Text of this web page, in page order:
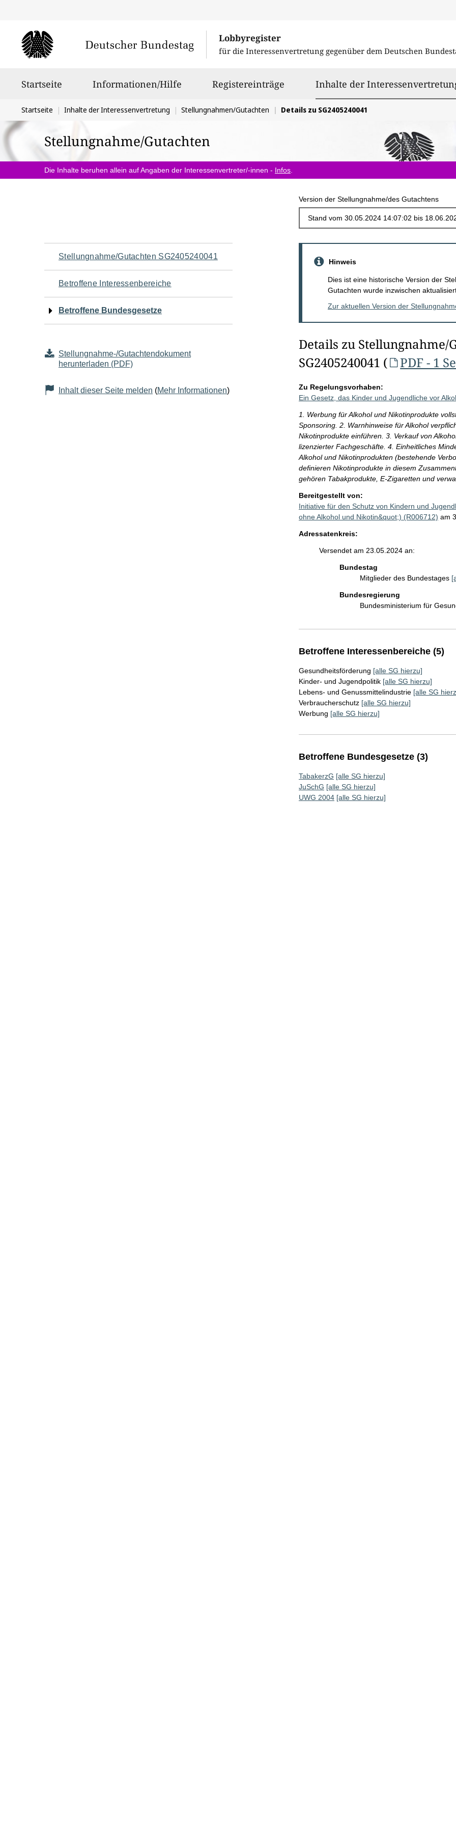
Lobbyregister
für die Interessenvertretung gegenüber dem Deutschen
Startseite Informationen/Hilfe Registereinträge Inhalte der
Sie
befinden
sich
hier:
Startseite Inhalte der Interessenvertretung Stellungnahmen/Gutachten Details zu SG2405240041
Stellungnahme/Gutachten
Die Inhalte beruhen allein auf Angaben der Interessenvertreter/-innen - Infos
Version der Stellungnahme/des Gutachtens
Navigation
für
den
Seiteninhalt
Stellungnahme/Gutachten SG2405240041
Betroffene Interessenbereiche
Betroffene Bundesgesetze
Stellungnahme-/Gutachtendokument
herunterladen (PDF)
Inhalt dieser Seite melden (Mehr Informationen)
Hinweis
Dies ist eine historische Version der
Gutachten wurde inzwischen
Zur aktuellen Version der
Details zu Stellungnahme/
SG2405240041 (
PDF - 1
Zu Regelungsvorhaben:
Ein Gesetz, das Kinder und Jugendliche vor
1. Werbung für Alkohol und Nikotinprodukte
Sponsoring. 2. Warnhinweise für Alkohol
Nikotinprodukte einführen. 3. Verkauf von
lizenzierter Fachgeschäfte. 4. Einheitliches
Alkohol und Nikotinprodukten (bestehende
definieren Nikotinprodukte in diesem
gehören Tabakprodukte, E-Zigaretten und
Bereitgestellt von:
Initiative für den Schutz von Kindern und
ohne Alkohol und Nikotin&quot;) (R006712) am
Adressatenkreis:
Versendet am 23.05.2024 an:
Bundestag
Mitglieder des Bundestages
Bundesregierung
Bundesministerium für
Betroffene Interessenbereiche (5)
Gesundheitsförderung [alle SG hierzu]
Kinder- und Jugendpolitik [alle SG hierzu]
Lebens- und Genussmittelindustrie [alle SG
Verbraucherschutz [alle SG hierzu]
Werbung [alle SG hierzu]
Betroffene Bundesgesetze (3)
TabakerzG [alle SG hierzu]
JuSchG [alle SG hierzu]
UWG 2004 [alle SG hierzu]